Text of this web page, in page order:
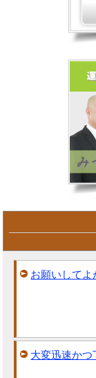
お願いしてよ
大変迅速かつ